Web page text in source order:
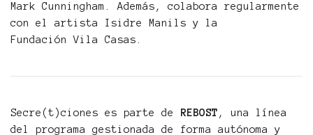
Mark Cunningham. Además, colabora regularmente
con el artista Isidre Manils y la
Fundación Vila Casas.
Secre(t)ciones es parte de REBOST , una línea
del programa gestionada de forma autónoma y